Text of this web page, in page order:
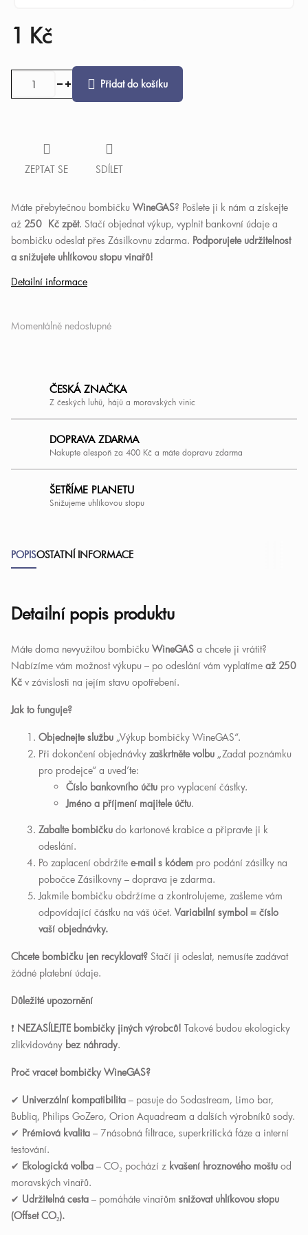
1 Kč
Momentálně nedostupné
Přidat do košíku
Máte přebytečnou bombičku WineGAS? Pošlete ji k nám a získejte
až 250 Kč zpět. Stačí objednat výkup, vyplnit bankovní údaje a
bombičku odeslat přes Zásilkovnu zdarma. Podporujete udržitelnost
a snižujete uhlíkovou stopu vinařů!
Detailní informace
ZEPTAT SE SDÍLET
ČESKÁ ZNAČKA
Z českých luhů, hájů a moravských vinic
DOPRAVA ZDARMA
Nakupte alespoň za 400 Kč a máte dopravu zdarma
ŠETŘÍME PLANETU
Snižujeme uhlíkovou stopu
POPISOSTATNÍ INFORMACE
Detailní popis produktu
Máte doma nevyužitou bombičku WineGAS a chcete ji vrátit?
Nabízíme vám možnost výkupu – po odeslání vám vyplatíme až 250
Kč v závislosti na jejím stavu opotřebení.
Jak to funguje?
Objednejte službu „Výkup bombičky WineGAS“.
Při dokončení objednávky zaškrtněte volbu „Zadat poznámku
pro prodejce“ a uveďte:
Číslo bankovního účtu pro vyplacení částky.
Jméno a příjmení majitele účtu.
Zabalte bombičku do kartonové krabice a připravte ji k
odeslání.
Po zaplacení obdržíte e-mail s kódem pro podání zásilky na
pobočce Zásilkovny – doprava je zdarma.
Jakmile bombičku obdržíme a zkontrolujeme, zašleme vám
odpovídající částku na váš účet. Variabilní symbol = číslo
vaší objednávky.
Chcete bombičku jen recyklovat? Stačí ji odeslat, nemusíte zadávat
žádné platební údaje.
Důležité upozornění
❗ NEZASÍLEJTE bombičky jiných výrobců! Takové budou ekologicky
zlikvidovány bez náhrady.
Proč vracet bombičky WineGAS?
✔ Univerzální kompatibilita – pasuje do Sodastream, Limo bar,
Bubliq, Philips GoZero, Orion Aquadream a dalších výrobníků sody.
✔ Prémiová kvalita – 7násobná filtrace, superkritická fáze a interní
testování.
✔ Ekologická volba – CO₂ pochází z kvašení hroznového moštu od
moravských vinařů.
✔ Udržitelná cesta – pomáháte vinařům snižovat uhlíkovou stopu
(Offset CO₂).